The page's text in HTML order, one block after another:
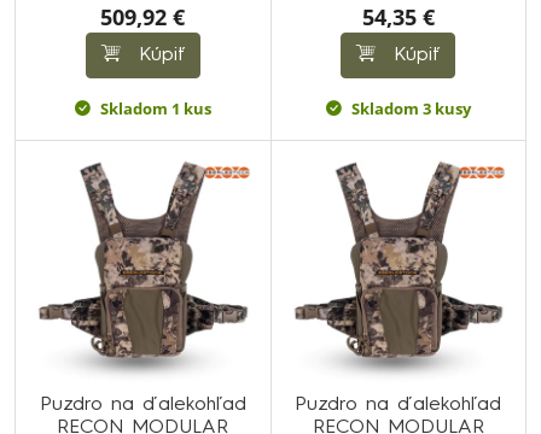
509,92 €
Kúpiť
Skladom 1 kus
54,35 €
Kúpiť
Skladom 3 kusy
Puzdro na ďalekohľad
RECON MODULAR
Puzdro na ďalekohľad
RECON MODULAR